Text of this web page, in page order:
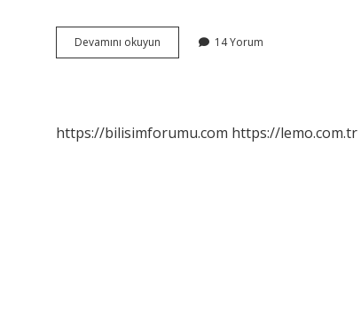
Devamını okuyun
Ci
Işe
14 Yorum
https://bilisimforumu.com https://lemo.com.tr